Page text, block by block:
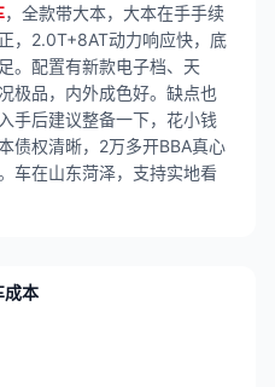
，全款带大本，大本在手手续
，2.0T+8AT动力响应快，底
。配置有新款电子档、天
极品，内外成色好。缺点也
手后建议整备一下，花小钱
债权清晰，2万多开BBA真心
车在山东菏泽，支持实地看
成本